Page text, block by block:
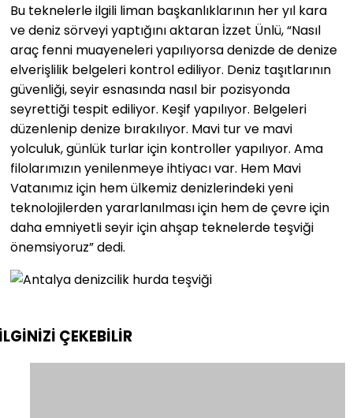
Bu teknelerle ilgili liman başkanlıklarının her yıl kara
ve deniz sörveyi yaptığını aktaran İzzet Ünlü, “Nasıl
araç fenni muayeneleri yapılıyorsa denizde de denize
elverişlilik belgeleri kontrol ediliyor. Deniz taşıtlarının
güvenliği, seyir esnasında nasıl bir pozisyonda
seyrettiği tespit ediliyor. Keşif yapılıyor. Belgeleri
düzenlenip denize bırakılıyor. Mavi tur ve mavi
yolculuk, günlük turlar için kontroller yapılıyor. Ama
filolarımızın yenilenmeye ihtiyacı var. Hem Mavi
Vatanımız için hem ülkemiz denizlerindeki yeni
teknolojilerden yararlanılması için hem de çevre için
daha emniyetli seyir için ahşap teknelerde teşviği
önemsiyoruz” dedi.
ÇEKEBİLİR